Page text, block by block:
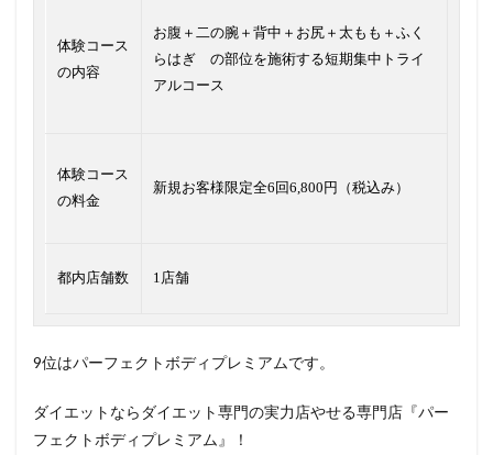
体験コース
の内容
お腹＋二の腕＋背中＋お尻＋太もも＋ふく
らはぎ の部位を施術する短期集中トライ
アルコース
体験コース
の料金
新規お客様限定全6回6,800円（税込み）
都内店舗数 1店舗
9位はパーフェクトボディプレミアムです。
ダイエットならダイエット専門の実力店やせる専門店『パー
フェクトボディプレミアム』！